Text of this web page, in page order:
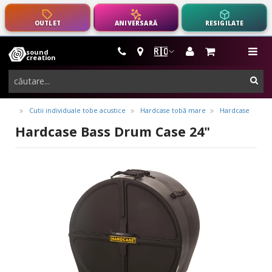
OUTLET ANIVERSARĂ RESIGILATE
🇷🇴
sound
creation
instrumente
muzicale,
echipamente
pro-
audio
Cutii individuale tobe acustice Hardcase tobă mare Hardcase
Hardcase Bass Drum Case 24"